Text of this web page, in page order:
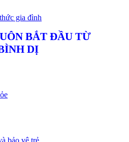
BẮT ĐẦU TỪ
DỊ
bảo vệ trẻ